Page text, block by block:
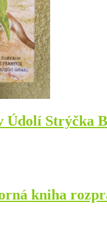
Údolí Strýčka
kniha